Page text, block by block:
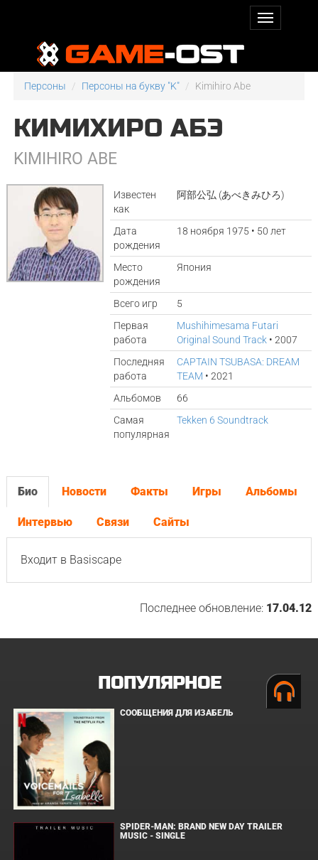
Персоны Персоны на букву "K" Kimihiro Abe
КИМИХИРО АБЭ
KIMIHIRO ABE
Известен
как
阿部公弘 (あべきみひろ)
Дата
рождения
18 ноября 1975 • 50 лет
Место
рождения
Япония
Всего игр
5
Первая
работа
Mushihimesama Futari
Original Sound Track • 2007
Последняя
работа
CAPTAIN TSUBASA: DREAM
TEAM • 2021
Альбомов
66
Самая
популярная
Tekken 6 Soundtrack
Био Новости Факты Игры Альбомы
Интервью Связи Сайты
Входит в Basiscape
Последнее обновление: 17.04.12
ПОПУЛЯРНОЕ
СООБЩЕНИЯ ДЛЯ ИЗАБЕЛЬ
SPIDER-MAN: BRAND NEW DAY TRAILER
MUSIC - SINGLE